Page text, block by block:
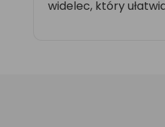
widelec, który